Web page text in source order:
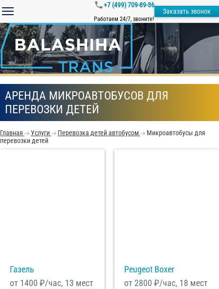
+7 (499) 709-89-36
Работаем 24/7, звоните!
Заказать звонок
АРЕНДА МИКРОАВТОБУСОВ ДЛЯ
ПЕРЕВОЗКИ ДЕТЕЙ
Главная Услуги Перевозка детей автобусом
Микроавтобусы для
перевозки детей
Газель
от 1400 ₽/час, 13 мест
Peugeot Boxer
от 2800 ₽/час, 18 мест
Отправить заказ